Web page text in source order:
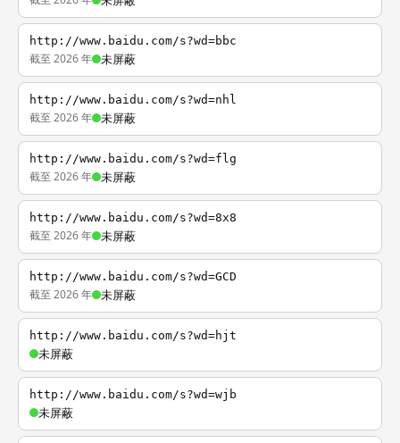
http://www.baidu.com/s?wd=bbc
截至 2026 年 未屏蔽
http://www.baidu.com/s?wd=nhl
截至 2026 年 未屏蔽
http://www.baidu.com/s?wd=flg
截至 2026 年 未屏蔽
http://www.baidu.com/s?wd=8x8
截至 2026 年 未屏蔽
http://www.baidu.com/s?wd=GCD
截至 2026 年 未屏蔽
http://www.baidu.com/s?wd=hjt
未屏蔽
http://www.baidu.com/s?wd=wjb
未屏蔽